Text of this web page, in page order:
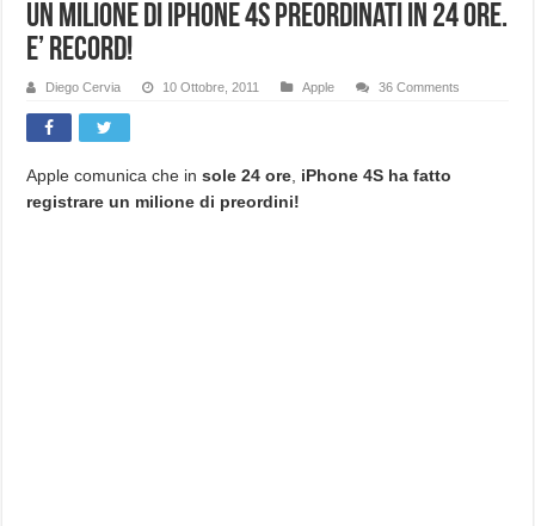
Un milione di iPhone 4S preordinati in 24 ore.
E’ record!
Diego Cervia 10 Ottobre, 2011 Apple 36 Comments
Apple comunica che insole 24 ore iPhone 4S ha fatto
registrare un milione di preordini!